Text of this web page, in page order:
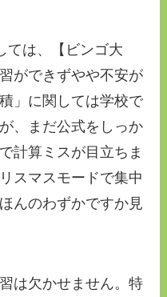
は、【ビンゴ大
ができずやや不安が
」に関しては学校で
、まだ公式をしっか
計算ミスが目立ちま
スマスモードで集中
んのわずかですか見
は欠かせません。特